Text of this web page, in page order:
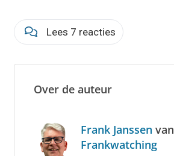
Lees 7 reacties
Over de auteur
Frank Janssen van
Frankwatching